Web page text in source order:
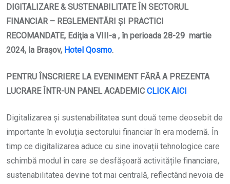
DIGITALIZARE & SUSTENABILITATE ÎN SECTORUL
FINANCIAR – REGLEMENTĂRI ȘI PRACTICI
RECOMANDATE, Ediţia a VIII-a , în perioada 28-29 martie
2024, la Braşov, Hotel Qosmo.
PENTRU ÎNSCRIERE LA EVENIMENT FĂRĂ A PREZENTA
LUCRARE ÎNTR-UN PANEL ACADEMIC CLICK AICI
Digitalizarea și sustenabilitatea sunt două teme deosebit de
importante în evoluția sectorului financiar în era modernă. În
timp ce digitalizarea aduce cu sine inovații tehnologice care
schimbă modul în care se desfășoară activitățile financiare,
sustenabilitatea devine tot mai centrală, reflectând nevoia de